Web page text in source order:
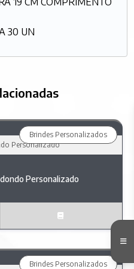
30 UN
Personalizado
Brindes Personalizados
Brindes Personalizados